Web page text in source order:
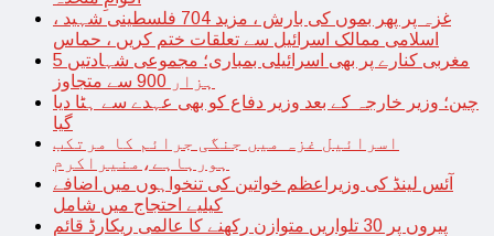
غزہ پر پھر بموں کی بارش ، مزید 704 فلسطینی شہید ،
اسلامی ممالک اسرائیل سے تعلقات ختم کریں ، حماس
مغربی کنارے پر بھی اسرائیلی بمباری؛ مجموعی شہادتیں 5
ہزار 900 سے متجاوز
چین؛ وزیر خارجہ کے بعد وزیر دفاع کو بھی عہدے سے ہٹا دیا
گیا
اسرائیل غزہ میں جنگی جرائم کا مرتکب
ہورہاہے،منیراکرم
آئس لینڈ کی وزیراعظم خواتین کی تنخواہوں میں اضافے
کیلیے احتجاج میں شامل
پیروں پر 30 تلواریں متوازن رکھنے کا عالمی ریکارڈ قائم